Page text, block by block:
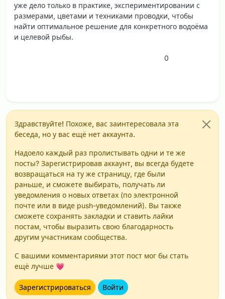
уже дело только в практике, экспериментировании с
размерами, цветами и техниками проводки, чтобы
найти оптимальное решение для конкретного водоёма
и целевой рыбы.
0
Здравствуйте! Похоже, вас заинтересовала эта
беседа, но у вас ещё нет аккаунта.
Надоело каждый раз пролистывать одни и те же
посты? Зарегистрировав аккаунт, вы всегда будете
возвращаться на ту же страницу, где были
раньше, и сможете выбирать, получать ли
уведомления о новых ответах (по электронной
почте или в виде push-уведомлений). Вы также
сможете сохранять закладки и ставить лайки
постам, чтобы выразить свою благодарность
другим участникам сообщества.
С вашими комментариями этот пост мог бы стать
ещё лучше 💗
Зарегистрироваться Войти